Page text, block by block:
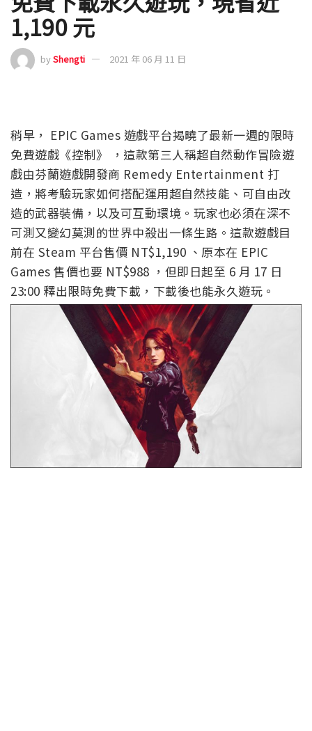
1,190 元
byShengti 2021 年 06 月 11 日
稍早， EPIC Games 遊戲平台揭曉了最新一週的限時
免費遊戲《控制》 ，這款第三人稱超自然動作冒險遊
戲由芬蘭遊戲開發商 Remedy Entertainment 打
造，將考驗玩家如何搭配運用超自然技能、可自由改
造的武器裝備，以及可互動環境。玩家也必須在深不
可測又變幻莫測的世界中殺出一條生路。這款遊戲目
前在 Steam 平台售價 NT$1,190 、原本在 EPIC
Games 售價也要 NT$988 ，但即日起至 6 月 17 日
23:00 釋出限時免費下載，下載後也能永久遊玩。